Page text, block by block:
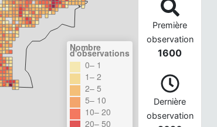
Nombre
d'observations
0– 1
1– 2
2– 5
5– 10
10– 20
20– 50
Première
observation
1600
Dernière
observation